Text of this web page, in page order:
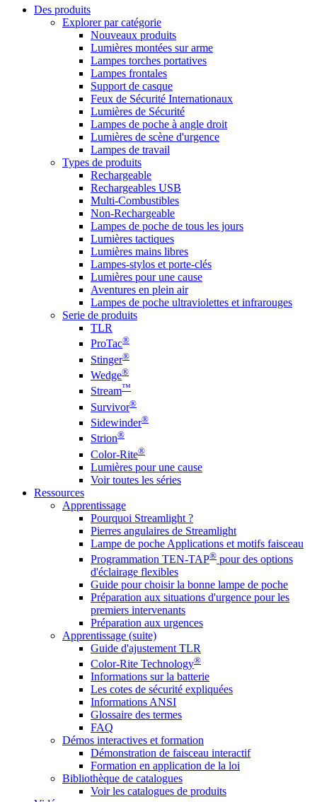
Des produits
Explorer par catégorie
Nouveaux produits
Lumières montées sur arme
Lampes torches portatives
Lampes frontales
Support de casque
Feux de Sécurité Internationaux
Lumières de Sécurité
Lampes de poche à angle droit
Lumières de scène d'urgence
Lampes de travail
Types de produits
Rechargeable
Rechargeables USB
Multi-Combustibles
Non-Rechargeable
Lampes de poche de tous les jours
Lumières tactiques
Lumières mains libres
Lampes-stylos et porte-clés
Lumières pour une cause
Aventures en plein air
Lampes de poche ultraviolettes et infrarouges
Serie de produits
TLR
ProTac®
Stinger®
Wedge®
Stream™
Survivor®
Sidewinder®
Strion®
Color-Rite®
Lumières pour une cause
Voir toutes les séries
Ressources
Apprentissage
Pourquoi Streamlight ?
Pierres angulaires de Streamlight
Lampe de poche Applications et motifs faisceau
Programmation TEN-TAP® pour des options
d'éclairage flexibles
Guide pour choisir la bonne lampe de poche
Préparation aux situations d'urgence pour les
premiers intervenants
Préparation aux urgences
Apprentissage (suite)
Guide d'ajustement TLR
Color-Rite Technology®
Informations sur la batterie
Les cotes de sécurité expliquées
Informations ANSI
Glossaire des termes
FAQ
Démos interactives et formation
Démonstration de faisceau interactif
Formation en application de la loi
Bibliothèque de catalogues
Voir les catalogues de produits